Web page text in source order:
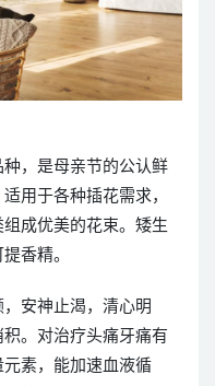
，是母亲节的公认鲜
用于各种插花需求，
成优美的花束。矮生
香精。
安神止渴，清心明
。对治疗头痛牙痛有
素，能加速血液循